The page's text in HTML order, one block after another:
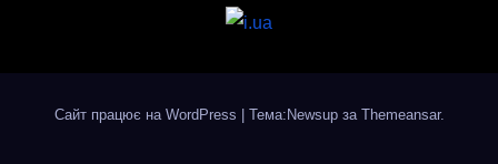
Сайт працює на WordPress Тема:Newsup за Themeansar.